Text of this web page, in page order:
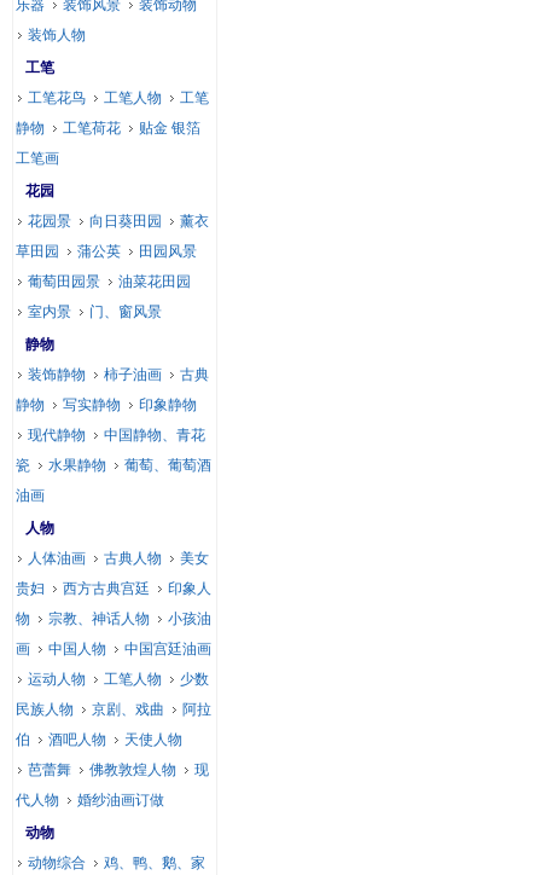
乐器 装饰风景
装饰动物
装饰人物
工笔
工笔花鸟
工笔人物
工笔
静物
工笔荷花
贴金 银箔
工笔画
花园
花园景
向日葵田园
薰衣
草田园
蒲公英
田园风景
葡萄田园景
油菜花田园
室内景
门、窗风景
静物
装饰静物
柿子油画
古典
静物
写实静物
印象静物
现代静物
中国静物、青花
瓷
水果静物
葡萄、葡萄酒
油画
人物
人体油画
古典人物
美女
贵妇
西方古典宫廷
印象人
物
宗教、神话人物
小孩油
画
中国人物
中国宫廷油画
运动人物
工笔人物
少数
民族人物
京剧、戏曲
阿拉
伯
酒吧人物
天使人物
芭蕾舞
佛教敦煌人物
现
代人物
婚纱油画订做
动物
动物综合
鸡、鸭、鹅、家